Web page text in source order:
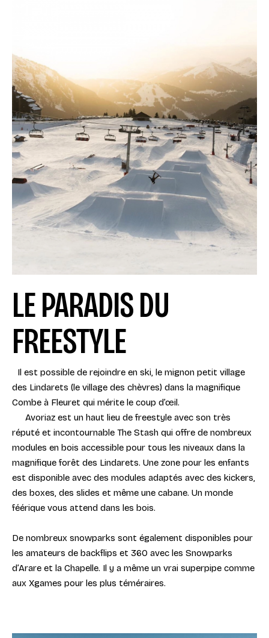
LE PARADIS DU
FREESTYLE
Il est possible de rejoindre en ski, le mignon petit village
des Lindarets (le village des chèvres) dans la magnifique
Combe à Fleuret qui mérite le coup d’œil.
Avoriaz est un haut lieu de freestyle avec son très
réputé et incontournable The Stash qui offre de nombreux
modules en bois accessible pour tous les niveaux dans la
magnifique forêt des Lindarets. Une zone pour les enfants
est disponible avec des modules adaptés avec des kickers,
des boxes, des slides et même une cabane. Un monde
féérique vous attend dans les bois.
De nombreux snowparks sont également disponibles pour
les amateurs de backflips et 360 avec les Snowparks
d’Arare et la Chapelle. Il y a même un vrai superpipe comme
aux Xgames pour les plus téméraires.